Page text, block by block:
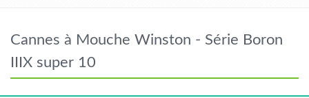
Cannes à Mouche Winston - Série Boron
IIIX super 10